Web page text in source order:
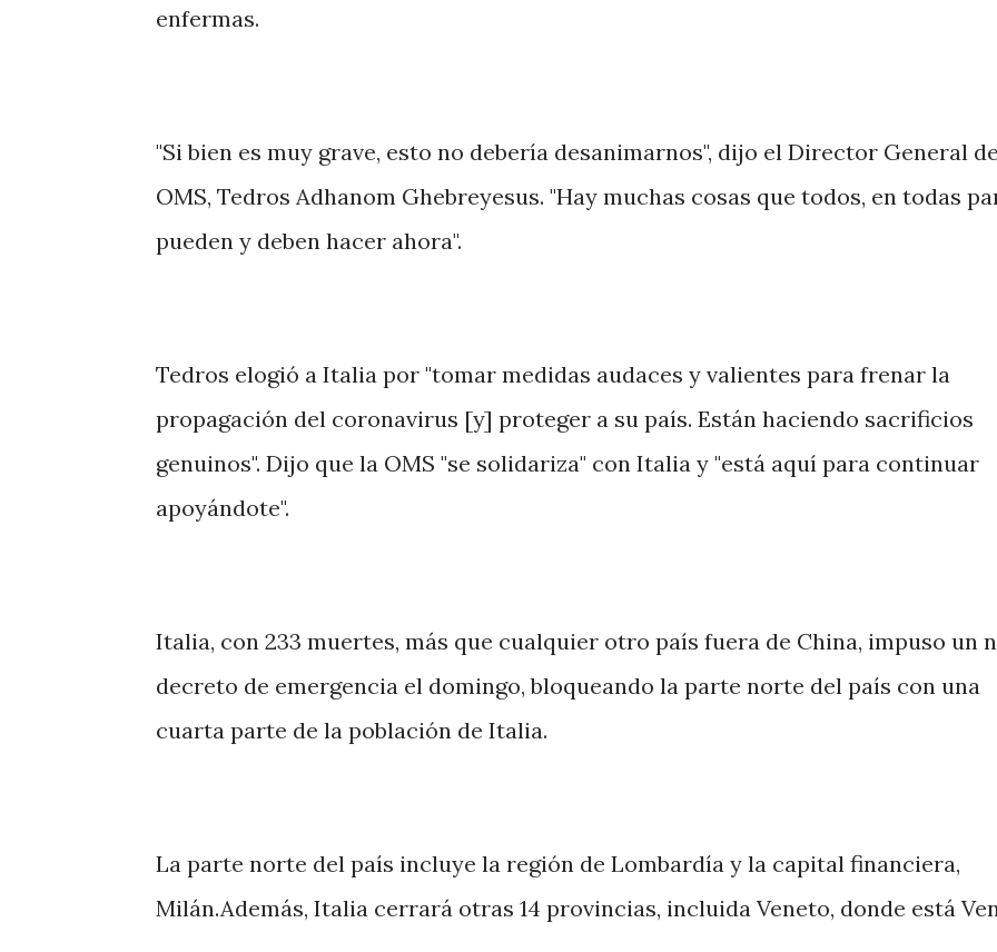
enfermas.
"Si bien es muy grave, esto no debería desanimarnos", dijo el Director General
OMS, Tedros Adhanom Ghebreyesus. "Hay muchas cosas que todos, en todas
pueden y deben hacer ahora".
Tedros elogió a Italia por "tomar medidas audaces y valientes para frenar la
propagación del coronavirus [y] proteger a su país. Están haciendo sacrificios
genuinos". Dijo que la OMS "se solidariza" con Italia y "está aquí para continuar
apoyándote".
Italia, con 233 muertes, más que cualquier otro país fuera de China, impuso un
decreto de emergencia el domingo, bloqueando la parte norte del país con una
cuarta parte de la población de Italia.
La parte norte del país incluye la región de Lombardía y la capital financiera,
Milán.Además, Italia cerrará otras 14 provincias, incluida Veneto, donde está